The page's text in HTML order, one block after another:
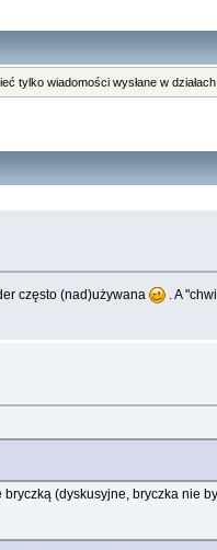
wiadomości wysłane w
często (nad)używana . A
(dyskusyjne, bryczka nie